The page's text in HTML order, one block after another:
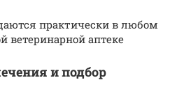
практически в любом
ветеринарной аптеке
и подбор